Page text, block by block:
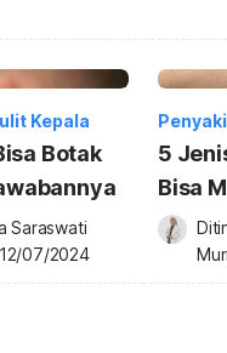
Kepala
Botak
Saraswati
12/07/2024
5
Bisa